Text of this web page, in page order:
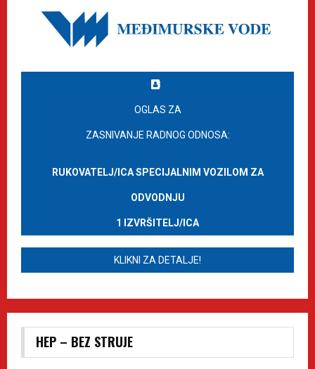
OGLAS ZA
ZASNIVANJE RADNOG ODNOSA:
RUKOVATELJ/ICA SPECIJALNIM VOZILOM ZA
ODVODNJU
1 IZVRŠITELJ/ICA
KLIKNI ZA DETALJE!
HEP – BEZ STRUJE